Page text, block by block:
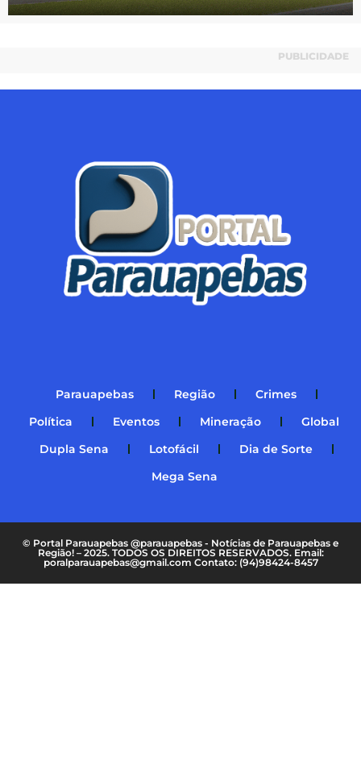
PUBLICIDADE
Parauapebas Região
Crimes
Política
Eventos Mineração
Global
Dupla Sena
Lotofácil
Dia de Sorte
Mega Sena
© Portal Parauapebas @parauapebas - Notícias de Parauapebas e
Região! – 2025. TODOS OS DIREITOS RESERVADOS. Email:
poralparauapebas@gmail.com Contato: (94)98424-8457